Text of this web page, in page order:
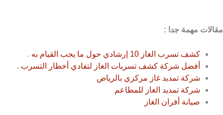
مقالات مهمة جدا :
كشف تسرب الغاز 10 إرشادي حول ما يجب القيام به
.
أفضل شركة كشف تسربات الغاز لتفادي أخطار التسرب .
شركة تمديد غاز مركزي بالرياض
شركة تمديد الغاز للمطاعم
صيانة أفران الغاز